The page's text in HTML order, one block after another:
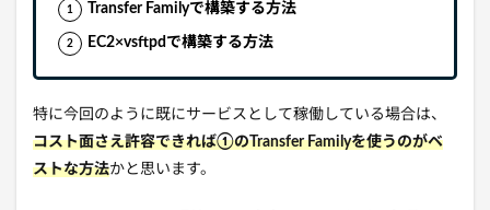
Transfer Familyで構築する方法
EC2×vsftpdで構築する方法
特に今回のように既にサービスとして稼働している場合は、
コスト面さえ許容できれば①のTransfer Familyを使うのがベ
ストな方法かと思います。